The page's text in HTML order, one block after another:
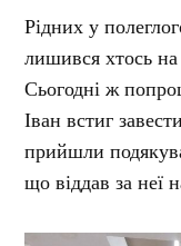
Рідних у
лишився хтось на
Сьогодні ж
Іван встиг
прийшли
що віддав за неї